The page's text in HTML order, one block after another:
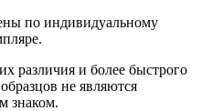
по индивидуальному
различия и более быстрого
не являются
знаком.